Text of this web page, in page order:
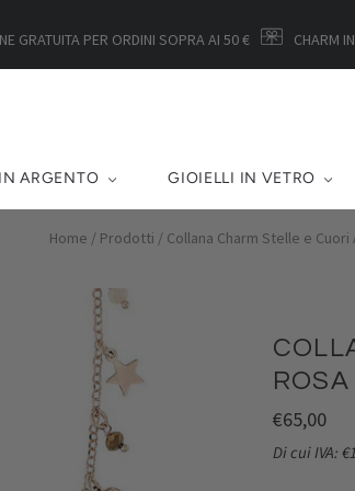
GRATUITA PER ORDINI SOPRA AI 50 € CHARM
ARGENTO GIOIELLI IN VETRO
Home / Prodotti / Collana Charm Stelle e
ROSA
€65,00
Di cui IVA: